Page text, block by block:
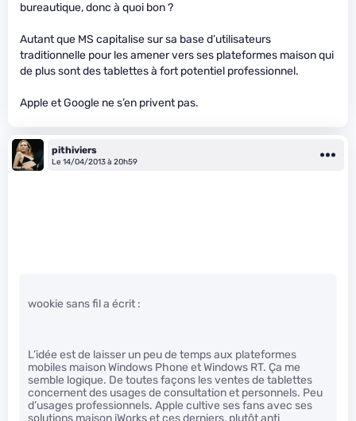
bureautique, donc à quoi bon ?
Autant que MS capitalise sur sa base d’utilisateurs
traditionnelle pour les amener vers ses plateformes maison qui
de plus sont des tablettes à fort potentiel professionnel.
Apple et Google ne s’en privent pas.
pithiviers
Le 14/04/2013 à 20h59
wookie sans fil a écrit :
L’idée est de laisser un peu de temps aux plateformes
mobiles maison Windows Phone et Windows RT. Ça me
semble logique. De toutes façons les ventes de tablettes
concernent des usages de consultation et personnels. Peu
d’usages professionnels. Apple cultive ses fans avec ses